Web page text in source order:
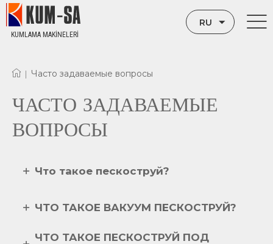
KUMLAMA MAKİNELERİ
RU
| Часто задаваемые вопросы
ЧАСТО ЗАДАВАЕМЫЕ
ВОПРОСЫ
Что такое пескоструй?
ЧТО ТАКОЕ ВАКУУМ ПЕСКОСТРУЙ?
ЧТО ТАКОЕ ПЕСКОСТРУЙ ПОД